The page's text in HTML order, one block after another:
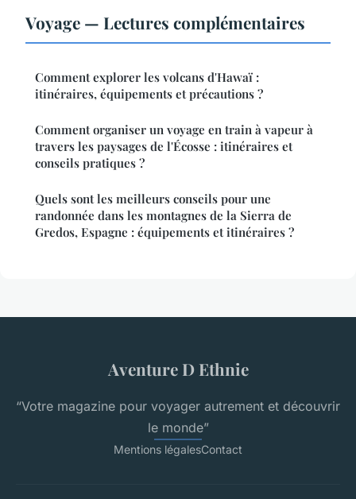
Voyage — Lectures complémentaires
Comment explorer les volcans d'Hawaï :
itinéraires, équipements et précautions ?
Comment organiser un voyage en train à vapeur à
travers les paysages de l'Écosse : itinéraires et
conseils pratiques ?
Quels sont les meilleurs conseils pour une
randonnée dans les montagnes de la Sierra de
Gredos, Espagne : équipements et itinéraires ?
Aventure D Ethnie
“Votre magazine pour voyager autrement et découvrir
le monde”
Mentions légalesContact